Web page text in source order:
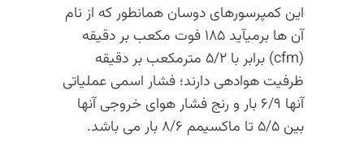
این کمپرسورهای دوسان همانطور که از نام
آن ها برمیآید ۱۸۵ فوت مکعب بر دقیقه
(cfm) برابر با ۵/۲ مترمکعب بر دقیقه
ظرفیت هوادهی دارند؛ فشار اسمی عملیاتی
آنها ۶/۹ بار و رنج فشار هوای خروجی آنها
بین ۵/۵ تا ماکسیمم ۸/۶ بار می باشد.